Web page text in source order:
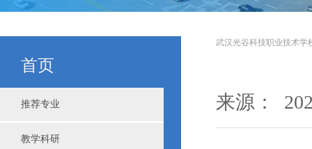
首页
推荐专业
教学科研
武汉光谷科技职业技术学
来源：